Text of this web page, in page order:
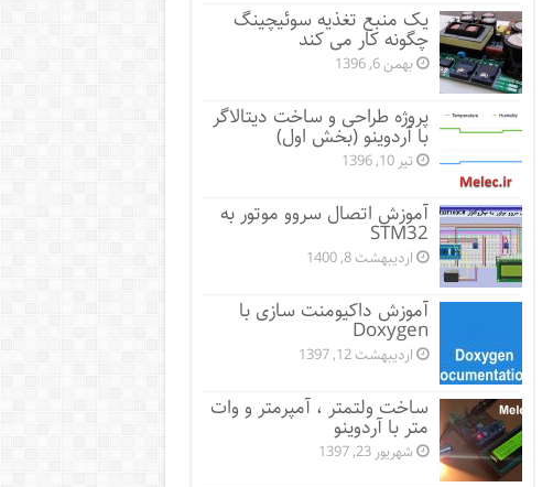
یک منبع تغذیه سوئیچینگ
چگونه کار می کند
بهمن 6, 1396
پروژه طراحی و ساخت دیتالاگر
با آردوینو (بخش اول)
تیر 10, 1396
آموزش اتصال سروو موتور به
STM32
اردیبهشت 8, 1400
آموزش داکیومنت سازی با
Doxygen
اردیبهشت 12, 1397
ساخت ولتمتر ، آمپرمتر و وات
متر با آردوینو
شهریور 23, 1397